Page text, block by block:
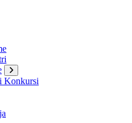
Konkursi